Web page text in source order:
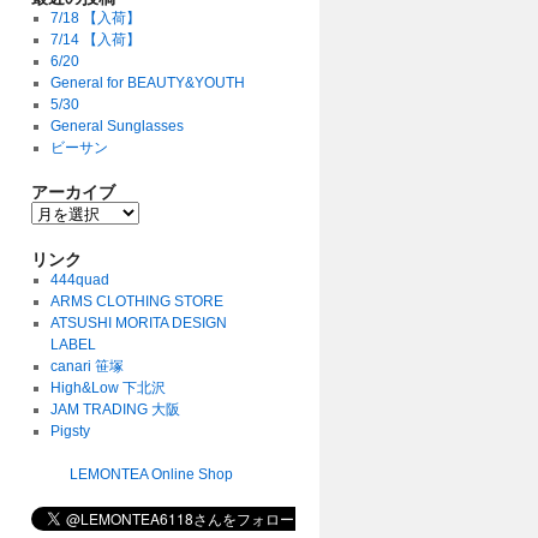
7/18 【入荷】
7/14 【入荷】
6/20
General for BEAUTY&YOUTH
5/30
General Sunglasses
ビーサン
アーカイブ
リンク
444quad
ARMS CLOTHING STORE
ATSUSHI MORITA DESIGN
LABEL
canari 笹塚
High&Low 下北沢
JAM TRADING 大阪
Pigsty
LEMONTEA Online Shop